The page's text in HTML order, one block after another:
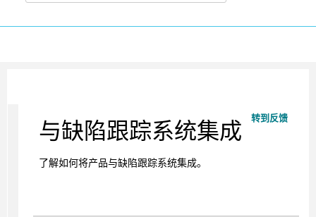
转到反馈
与缺陷跟踪系统集成
了解如何将产品与缺陷跟踪系统集成。